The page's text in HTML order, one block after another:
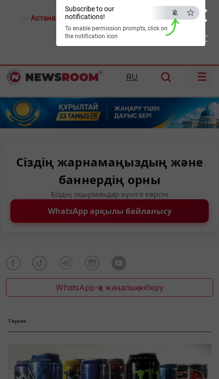
×
ESC
Subscribe to our
notifications!
To enable permission prompts, click on
the notification icon
Астана: 20°C Алматы: Шымкент:30°C
RU ☰
Сіздің жарнамаңыздың және
баннердің орны
Біздің оқырмандар күніге көрсін
WhatsApp арқылы байланысу
WhatsApp-қа жаңалық жіберу
Таурин